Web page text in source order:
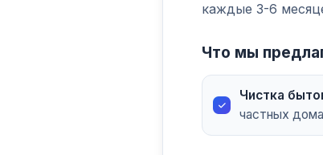
каждые 3-6
Что мы
Чистка
частных